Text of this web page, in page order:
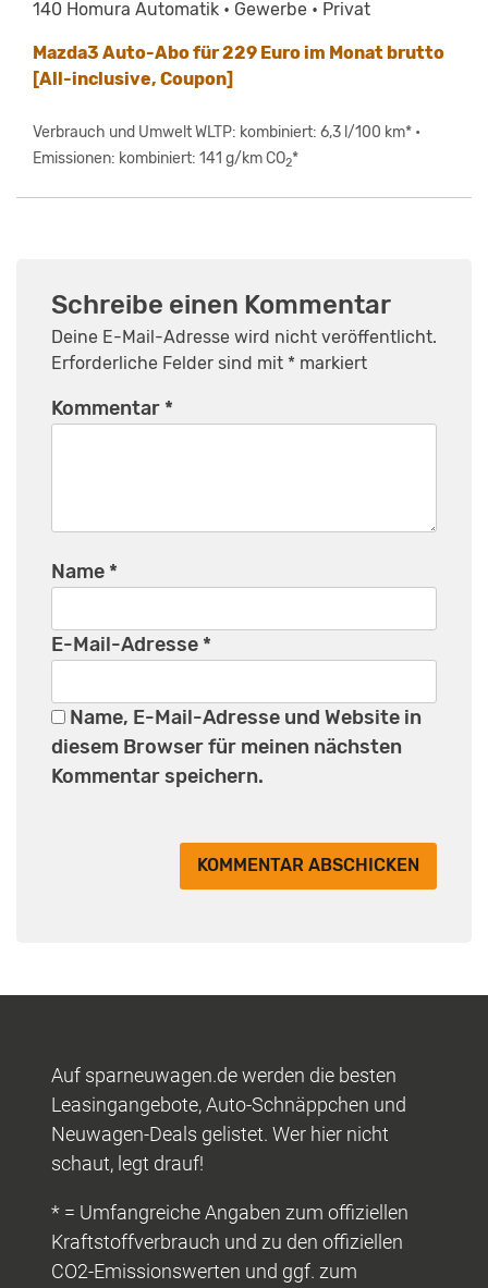
140 Homura Automatik • Gewerbe • Privat
Mazda3 Auto-Abo für 229 Euro im Monat brutto
[All-inclusive, Coupon]
Verbrauch und Umwelt WLTP: kombiniert: 6,3 l/100 km* •
Emissionen: kombiniert: 141 g/km CO2*
Schreibe einen Kommentar
Deine E-Mail-Adresse wird nicht veröffentlicht.
Erforderliche Felder sind mit * markiert
Kommentar *
Name *
E-Mail-Adresse *
Name, E-Mail-Adresse und Website in
diesem Browser für meinen nächsten
Kommentar speichern.
Auf sparneuwagen.de werden die besten
Leasingangebote, Auto-Schnäppchen und
Neuwagen-Deals gelistet. Wer hier nicht
schaut, legt drauf!
* = Umfangreiche Angaben zum offiziellen
Kraftstoffverbrauch und zu den offiziellen
CO2-Emissionswerten und ggf. zum